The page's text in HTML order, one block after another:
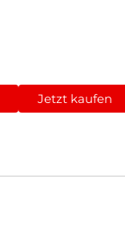
Jetzt kaufen